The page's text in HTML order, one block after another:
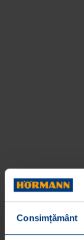
Consimțământ